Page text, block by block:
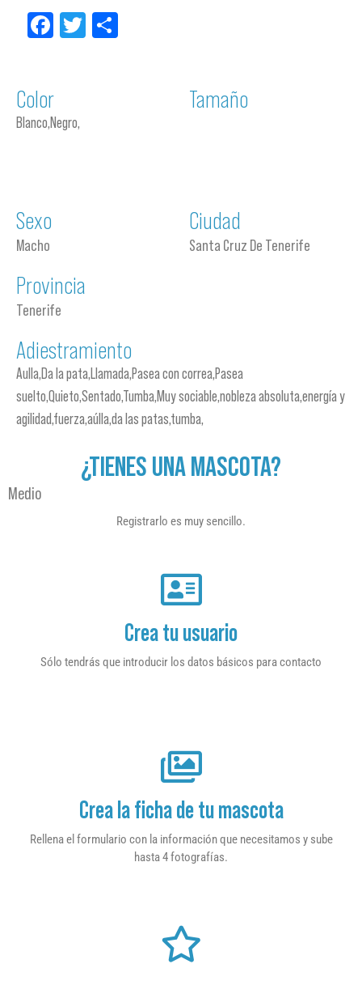
Facebook
Twitter
Color
Blanco,Negro,
Tamaño
Sexo
Macho
Ciudad
Santa Cruz De Tenerife
Provincia
Tenerife
Adiestramiento
Aulla,Da la pata,Llamada,Pasea con correa,Pasea
suelto,Quieto,Sentado,Tumba,Muy sociable,nobleza absoluta,energía y
agilidad,fuerza,aúlla,da las patas,tumba,
¿TIENES UNA MASCOTA?
Medio
Registrarlo es muy sencillo.
Crea tu usuario
Sólo tendrás que introducir los datos básicos para contacto
Crea la ficha de tu mascota
Rellena el formulario con la información que necesitamos y sube
hasta 4 fotografías.